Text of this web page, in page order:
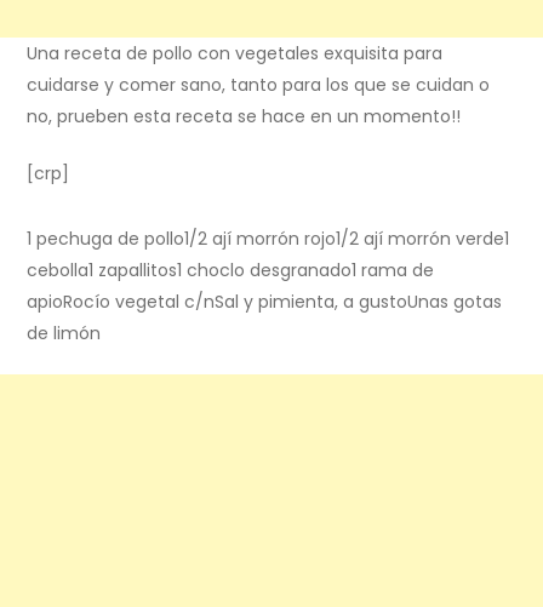
Una receta de pollo con vegetales exquisita para
cuidarse y comer sano, tanto para los que se cuidan o
no, prueben esta receta se hace en un momento!!
[crp]
1 pechuga de pollo1/2 ají morrón rojo1/2 ají morrón verde1
cebolla1 zapallitos1 choclo desgranado1 rama de
apioRocío vegetal c/nSal y pimienta, a gustoUnas gotas
de limón